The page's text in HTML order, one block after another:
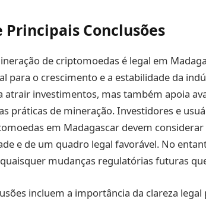
Principais Conclusões
de criptomoedas é legal em
para o crescimento e a estabilidade da
atrair investimentos, mas também apoia
práticas de mineração. Investidores e
em Madagascar devem
e de um quadro legal favorável. No
mudanças regulatórias futuras
incluem a importância da clareza